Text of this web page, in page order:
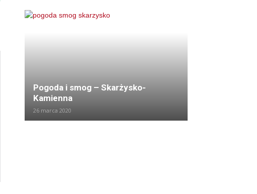
Pogoda i smog – Skarżysko-
Kamienna
26 marca 2020